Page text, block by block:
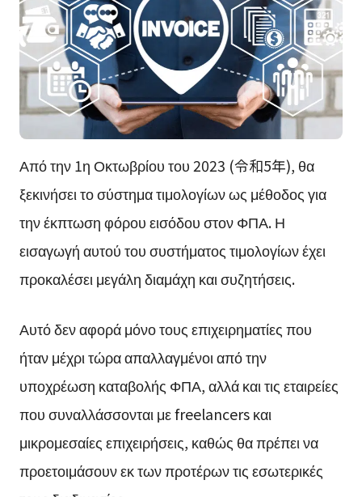
Από την 1η Οκτωβρίου του 2023 (令和5年), θα
ξεκινήσει το σύστημα τιμολογίων ως μέθοδος για
την έκπτωση φόρου εισόδου στον ΦΠΑ. Η
εισαγωγή αυτού του συστήματος τιμολογίων έχει
προκαλέσει μεγάλη διαμάχη και συζητήσεις.
Αυτό δεν αφορά μόνο τους επιχειρηματίες που
ήταν μέχρι τώρα απαλλαγμένοι από την
υποχρέωση καταβολής ΦΠΑ, αλλά και τις εταιρείες
που συναλλάσσονται με freelancers και
μικρομεσαίες επιχειρήσεις, καθώς θα πρέπει να
προετοιμάσουν εκ των προτέρων τις εσωτερικές